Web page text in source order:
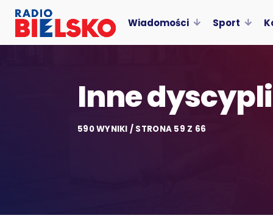
Wiadomości Sport
Inne
590 WYNIKI / STRONA 59 Z 66